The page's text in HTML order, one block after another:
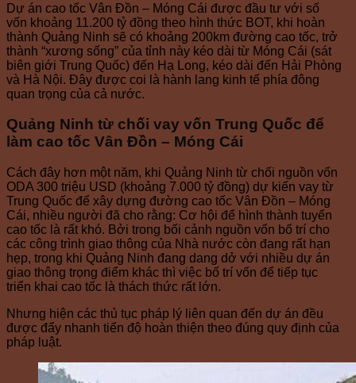
Dự án cao tốc Vân Đồn – Móng Cái được đầu tư với số
vốn khoảng 11.200 tỷ đồng theo hình thức BOT, khi hoàn
thành Quảng Ninh sẽ có khoảng 200km đường cao tốc, trở
thành “xương sống” của tỉnh này kéo dài từ Móng Cái (sát
biên giới Trung Quốc) đến Hạ Long, kéo dài đến Hải Phòng
và Hà Nội. Đây được coi là hành lang kinh tế phía đông
quan trọng của cả nước.
Quảng Ninh từ chối vay vốn Trung Quốc để
làm cao tốc Vân Đồn – Móng Cái
Cách đây hơn một năm, khi Quảng Ninh từ chối nguồn vốn
ODA 300 triệu USD (khoảng 7.000 tỷ đồng) dự kiến vay từ
Trung Quốc để xây dựng đường cao tốc Vân Đồn – Móng
Cái, nhiều người đã cho rằng: Cơ hội để hình thành tuyến
cao tốc là rất khó. Bởi trong bối cảnh nguồn vốn bố trí cho
các công trình giao thông của Nhà nước còn đang rất hạn
hẹp, trong khi Quảng Ninh đang dang dở với nhiều dự án
giao thông trọng điểm khác thì việc bố trí vốn để tiếp tục
triển khai cao tốc là thách thức rất lớn.
Nhưng hiện các thủ tục pháp lý liên quan đến dự án đều
được đẩy nhanh tiến độ hoàn thiện theo đúng quy định của
pháp luật.